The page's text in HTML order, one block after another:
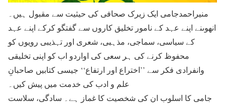
منیراحمدجامی ایک زیرک صحافی کی حیثیت سے مقبول ہیں۔
انھوںنے اپنے عہد کے نامور تخلیق کاروں سے گفتگو کرکے اپنے عہد
کے سیاسی، سماجی، مذہبی، شعری اور تہذیبی رویوں کو
محفوظ کرنے کی ہر سعی کی اواردو اب کو اپنی تخلیقی
وانفرادی فکر سے ’’اختراع اور ارتفاع‘‘ جیسی کتابیں صاحبانِ
علم و ادب کی خدمت میں پیش کیں۔
جامی کا اسلوب ان کی شخصیت کا غماز ہے۔ سادگی، سلاست